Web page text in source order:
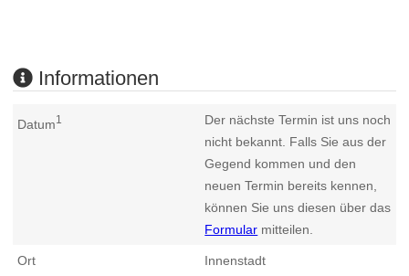
Informationen
Datum1
Der nächste Termin ist uns noch
nicht bekannt. Falls Sie aus der
Gegend kommen und den
neuen Termin bereits kennen,
können Sie uns diesen über das
Formular mitteilen.
Ort
Innenstadt